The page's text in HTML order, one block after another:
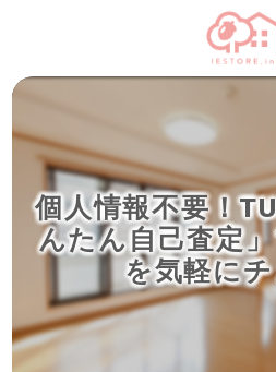
個人情報不要！
んたん自己査定
を気軽に